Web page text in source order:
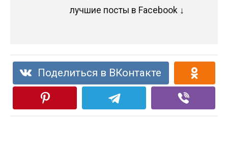
лучшие посты в Facebook ↓
Поделиться в ВКонтакте